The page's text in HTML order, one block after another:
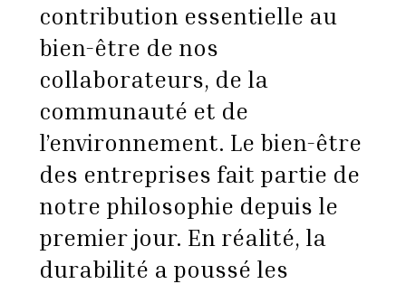
contribution essentielle au
bien-être de nos
collaborateurs, de la
communauté et de
l’environnement. Le bien-être
des entreprises fait partie de
notre philosophie depuis le
premier jour. En réalité, la
durabilité a poussé les